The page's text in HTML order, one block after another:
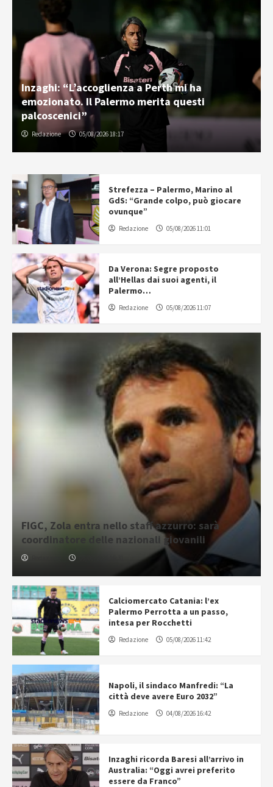
Inzaghi: “L’accoglienza a Perth mi ha
emozionato. Il Palermo merita questi
palcoscenici”
Redazione 05/08/2026 18:17
Strefezza – Palermo, Marino al
GdS: “Grande colpo, può giocare
ovunque”
Redazione 05/08/2026 11:01
Da Verona: Segre proposto
all’Hellas dai suoi agenti, il
Palermo…
Redazione 05/08/2026 11:07
FIGC, Zola entra nello staff azzurro: sarà
coordinatore delle nazionali giovanili
Calciomercato Catania: l’ex
Palermo Perrotta a un passo,
intesa per Rocchetti
Redazione 05/08/2026 11:42
Napoli, il sindaco Manfredi: “La
città deve avere Euro 2032”
Redazione 04/08/2026 16:42
Inzaghi ricorda Baresi all’arrivo in
Australia: “Oggi avrei preferito
essere da Franco”